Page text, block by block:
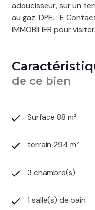
adoucisseur, sur un
au gaz. DPE. : E
IMMOBILIER pour
de ce bien
Surface 88 m²
terrain 294 m²
3 chambre(s)
1 salle(s) de bain